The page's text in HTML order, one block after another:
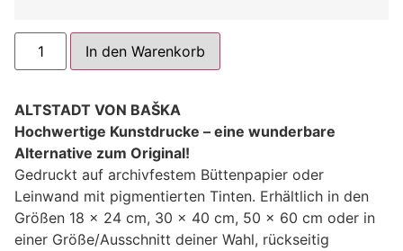
In den Warenkorb
ALTSTADT VON BAŠKA
Hochwertige Kunstdrucke – eine wunderbare
Alternative zum Original!
Gedruckt auf archivfestem Büttenpapier oder
Leinwand mit pigmentierten Tinten. Erhältlich in den
Größen 18 x 24 cm, 30 x 40 cm, 50 x 60 cm oder in
einer Größe/Ausschnitt deiner Wahl, rückseitig